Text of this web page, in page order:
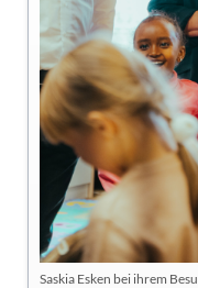
Saskia Esken bei ihrem